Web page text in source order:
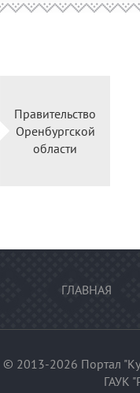
Правительство
Оренбургской
области
ГЛАВНАЯ
© 2013-2026 Портал
ГАУК